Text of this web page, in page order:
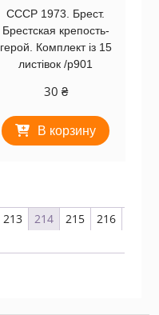
СССР 1973. Брест.
Брестская крепость-
герой. Комплект із 15
листівок /р901
30 ₴
В корзину
213 214 215
216